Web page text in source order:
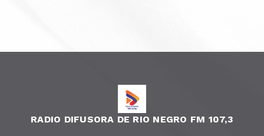
RADIO DIFUSORA DE RIO NEGRO FM 107,3